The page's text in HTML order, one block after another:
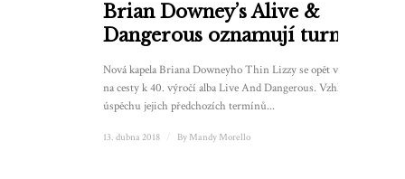
Brian Downey’s Alive &
Dangerous oznamují turné
Nová kapela Briana Downeyho Thin Lizzy se opět vydává
na cesty k 40. výročí alba Live And Dangerous. Vzhledem k
úspěchu jejich předchozích termínů...
13. dubna 2018 By Mandy Morello